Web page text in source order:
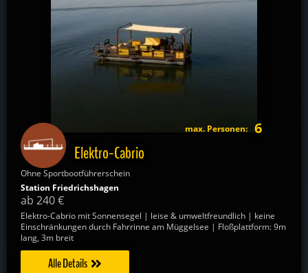
max. Personen: 6
Elektro-Cabrio
Ohne Sportbootführerschein
Station Friedrichshagen
ab 240 €
Elektro-Cabrio mit Sonnensegel | leise & umweltfreundlich | keine
Einschränkungen durch Fahrrinne am Müggelsee | Floßplattform: 9m
lang, 3m breit
Alle Details